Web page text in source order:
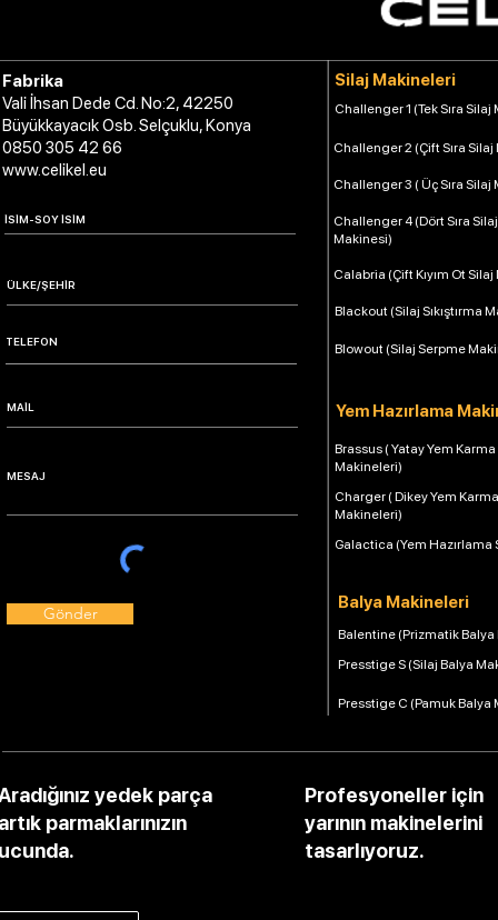
Fabrika
Vali İhsan Dede Cd. No:2, 42250
Büyükkayacık Osb. Selçuklu, Konya
0850 305 42 66
www.celikel.eu
Gönder
Silaj Makineleri
Challenger 1 (Tek Sıra
Challenger 2 (Çift Sıra
Calabria (Çift Kıyım Ot
Blackout (Silaj Sıkıştırma
Blowout (Silaj Serpme
Yem Hazırlama
Challenger 4 (Dört Sıra Silaj
Makinesi)
Challenger 3 ( Üç Sıra Silaj
Brassus ( Yatay Yem Karma
Makineleri)
Charger ( Dikey Yem Karma
Makineleri)
Galactica (Yem Hazırlama
Balya Makineleri
Balentine (Prizmatik
Presstige S (Silaj Balya
Presstige C (Pamuk Balya
yedek parça
parmaklarınızın
Profesyoneller için
yarının makinelerini
tasarlıyoruz.